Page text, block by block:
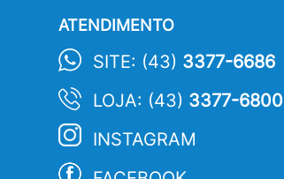
ATENDIMENTO
SITE: (43) 3377-6686
LOJA: (43) 3377-6800
INSTAGRAM